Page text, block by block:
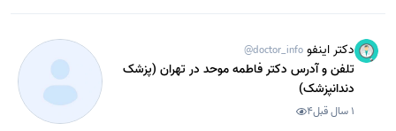
دکتر اینفو @doctor_info
تلفن و آدرس دکتر فاطمه موحد در تهران (پزشک
دندانپزشک)
1 سال قبل 4